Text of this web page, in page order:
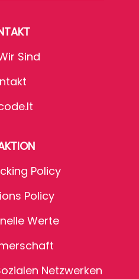
Sind
Policy
Policy
Werte
Netzwerken